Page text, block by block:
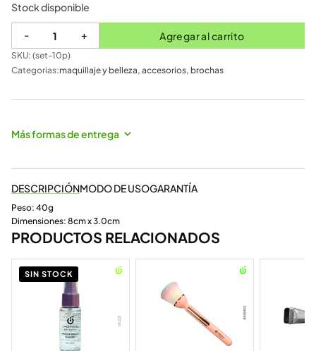
Stock disponible
- + Agregar al carrito
SKU: (set-10p)
Categorias:maquillaje y belleza, accesorios, brochas
Más formas de entrega
DESCRIPCIÓNMODO DE USOGARANTÍA
Peso: 40g
Dimensiones: 8cm x 3.0cm
PRODUCTOS RELACIONADOS
SIN STOCK